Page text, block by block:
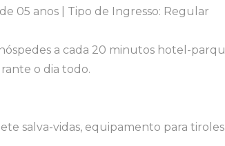
05 anos | Tipo de Ingresso: Regular
a cada 20 minutos hotel-
o dia todo.
salva-vidas, equipamento para